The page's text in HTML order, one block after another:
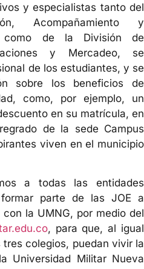
y especialistas tanto del
Acompañamiento y
como de la División de
y Mercadeo, se
de los estudiantes, y se
sobre los beneficios de
como, por ejemplo, un
en su matrícula, en
de la sede Campus
viven en el municipio
a todas las entidades
parte de las JOE a
la UMNG, por medio del
, para que, al igual
colegios, puedan vivir la
Universidad Militar Nueva